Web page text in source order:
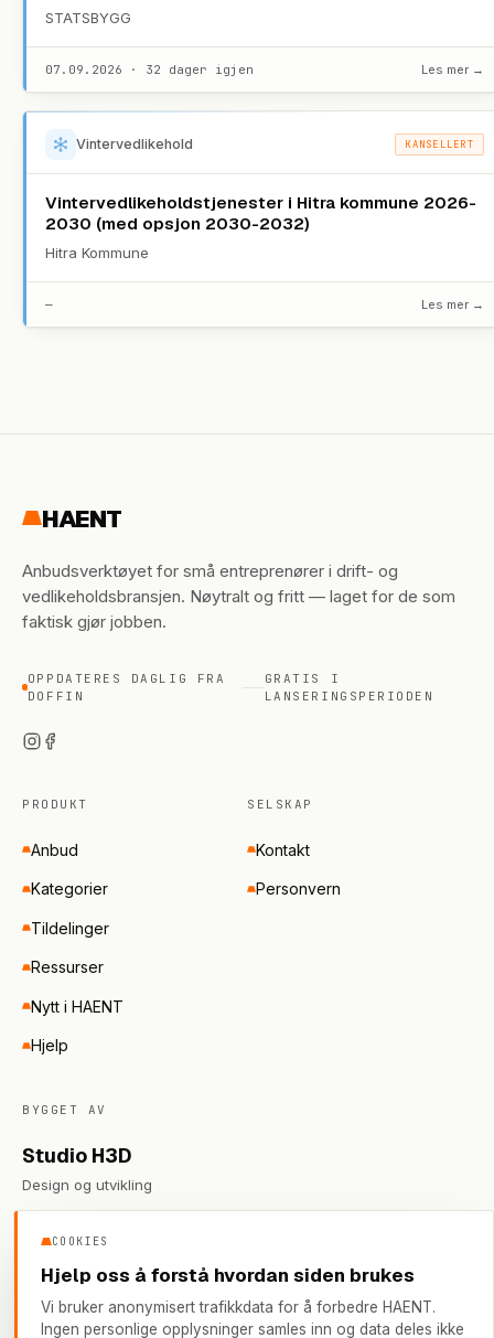
STATSBYGG
07.09.2026 · 32 dager igjen Les mer →
Vintervedlikehold KANSELLERT
Vintervedlikeholdstjenester i Hitra kommune 2026-
2030 (med opsjon 2030-2032)
Hitra Kommune
— Les mer →
HAENT
Anbudsverktøyet for små entreprenører i drift- og
vedlikeholdsbransjen. Nøytralt og fritt — laget for de som
faktisk gjør jobben.
OPPDATERES DAGLIG FRA
DOFFIN
GRATIS I
LANSERINGSPERIODEN
PRODUKT
Anbud
Kategorier
Tildelinger
Ressurser
Nytt i HAENT
Hjelp
SELSKAP
Kontakt
Personvern
BYGGET AV
Studio H3D
Design og utvikling
ALLE RETTIGHETER RESERVERT
COOKIES
Hjelp oss å forstå hvordan siden brukes
Vi bruker anonymisert trafikkdata for å forbedre HAENT.
Ingen personlige opplysninger samles inn og data deles ikke